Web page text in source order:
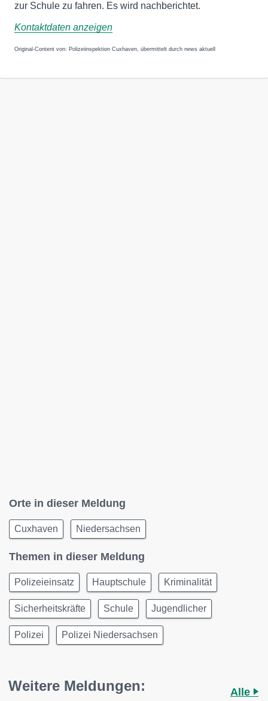
zur Schule zu fahren. Es wird nachberichtet.
Kontaktdaten anzeigen
Original-Content von: Polizeiinspektion Cuxhaven, übermittelt durch news aktuell
Orte in dieser Meldung
Cuxhaven Niedersachsen
Themen in dieser Meldung
Polizeieinsatz Hauptschule Kriminalität
Sicherheitskräfte Schule Jugendlicher
Polizei Polizei Niedersachsen
Weitere Meldungen:
Alle